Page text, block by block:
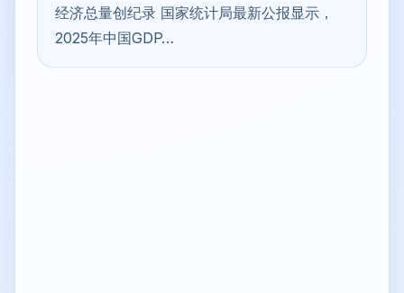
经济总量创纪录 国家统计局最新公报显示，
2025年中国GDP…